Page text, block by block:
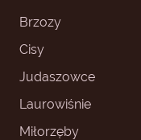
Brzozy
Cisy
Judaszowce
Laurowiśnie
Miłorzęby